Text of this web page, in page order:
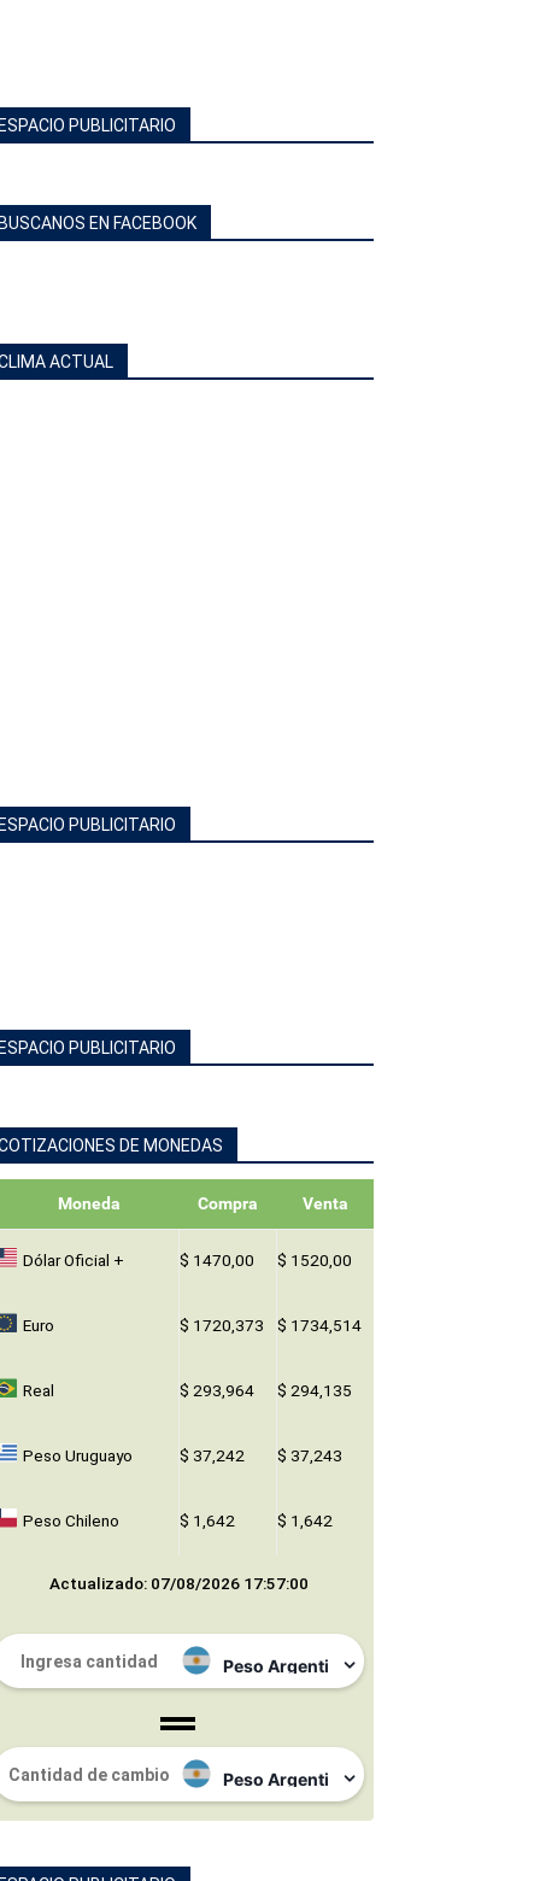
ESPACIO PUBLICITARIO
BUSCANOS EN FACEBOOK
ACTUAL
ESPACIO PUBLICITARIO
Dólar Oficial + $ 1470,00
$ 1720,373 $ 1734,514
Real $ 293,964 $ 294,135
Peso Uruguayo $ 37,242 $ 37,243
Peso Chileno $ 1,642 $ 1,642
Actualizado: 07/08/2026 17:57:00
PUBLICITARIO